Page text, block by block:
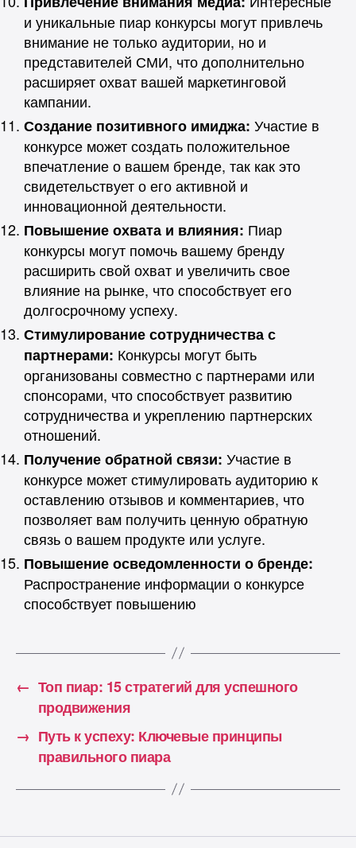
и уникальные пиар конкурсы могут привлечь
внимание не только аудитории, но и
представителей СМИ, что дополнительно
расширяет охват вашей маркетинговой
кампании.
Создание позитивного имиджа: Участие в
конкурсе может создать положительное
впечатление о вашем бренде, так как это
свидетельствует о его активной и
инновационной деятельности.
Повышение охвата и влияния: Пиар
конкурсы могут помочь вашему бренду
расширить свой охват и увеличить свое
влияние на рынке, что способствует его
долгосрочному успеху.
Стимулирование сотрудничества с
партнерами: Конкурсы могут быть
организованы совместно с партнерами или
спонсорами, что способствует развитию
сотрудничества и укреплению партнерских
отношений.
Получение обратной связи: Участие в
конкурсе может стимулировать аудиторию к
оставлению отзывов и комментариев, что
позволяет вам получить ценную обратную
связь о вашем продукте или услуге.
Повышение осведомленности о бренде:
Распространение информации о конкурсе
способствует повышению
← Топ пиар: 15 стратегий для успешного
продвижения
→ Путь к успеху: Ключевые принципы
правильного пиара